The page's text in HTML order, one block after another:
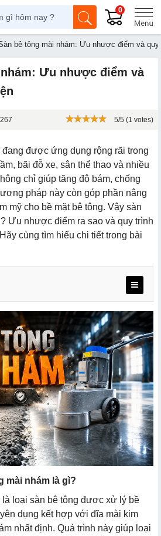
0
bê tông mài nhám: Ưu nhược điểm và
Ưu nhược điểm và
5/5 (1 votes)
đang được ứng dụng rộng rãi trong
bãi đỗ xe, sân thể thao và nhiều
chỉ giúp tăng độ bám, chống
pháp này còn góp phần nâng
mỹ cho bề mặt bê tông. Vậy sàn
Ưu nhược điểm ra sao và quy trình
cùng tìm hiểu chi tiết trong bài
sàn bê tông mài nhám đúng kỹ
mặt
mài thô bề mặt
điểm và tăng cứng bê tông
thiện tạo độ nhám theo yêu cầu
nghiệm thu công trình
mài nhám là gì?
là loại sàn bê tông được xử lý bề
dụng kết hợp với đĩa mài kim
nhất định. Quá trình này giúp loại